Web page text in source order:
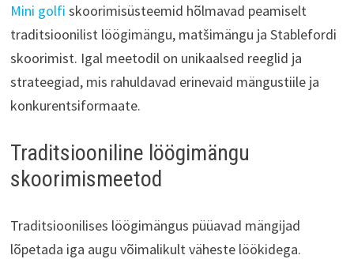
Mini golfi skoorimisüsteemid hõlmavad peamiselt
traditsioonilist löögimängu, matšimängu ja Stablefordi
skoorimist. Igal meetodil on unikaalsed reeglid ja
strateegiad, mis rahuldavad erinevaid mängustiile ja
konkurentsiformaate.
Traditsiooniline löögimängu
skoorimismeetod
Traditsioonilises löögimängus püüavad mängijad
lõpetada iga augu võimalikult väheste löökidega.